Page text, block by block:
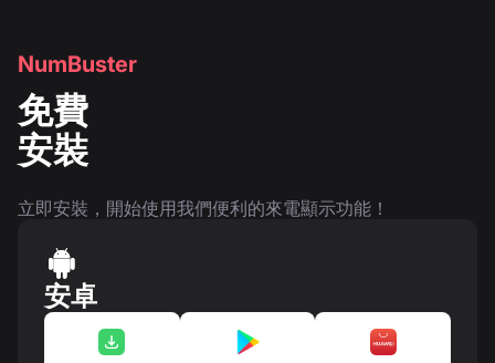
NumBuster
免費
安裝
立即安裝，開始使用我們便利的來電顯示功能！
安卓